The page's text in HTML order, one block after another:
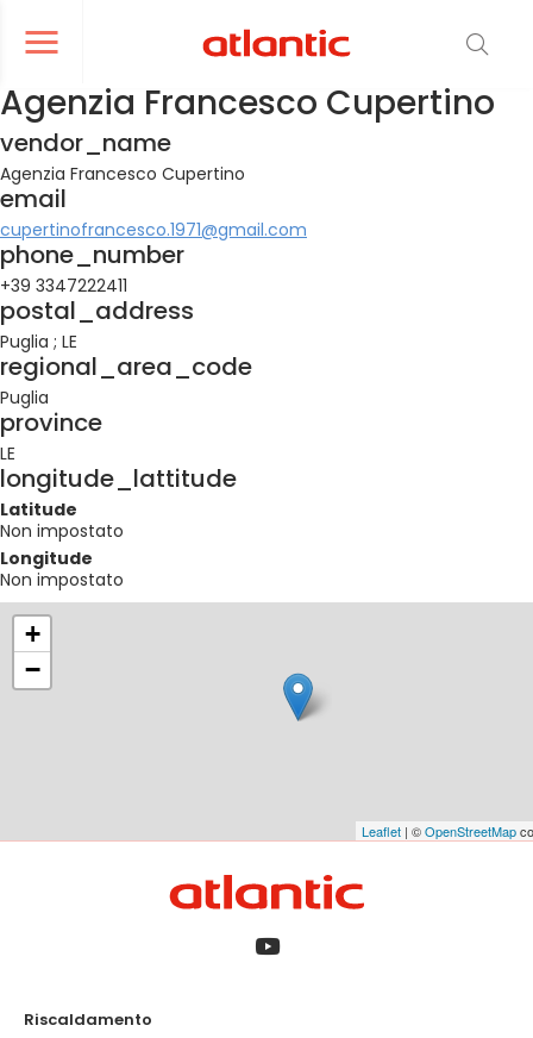
Ouvrir le menu de navigation
le menu de navigation
Agenzia Francesco Cupertino
vendor_name
Agenzia Francesco Cupertino
email
cupertinofrancesco.1971@gmail.com
phone_number
+39 3347222411
postal_address
Puglia ; LE
regional_area_code
Puglia
province
LE
longitude_lattitude
Latitude
Non impostato
Longitude
Non impostato
+
−
Leaflet | ©OpenStreetMap
Riscaldamento